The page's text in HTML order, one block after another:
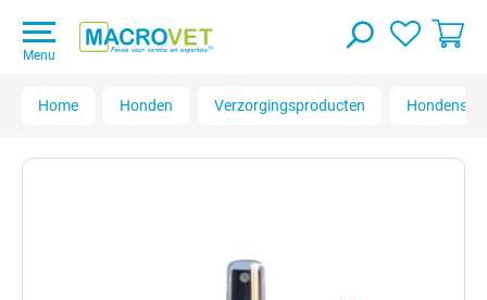
Menu
Home Honden Verzorgingsproducten